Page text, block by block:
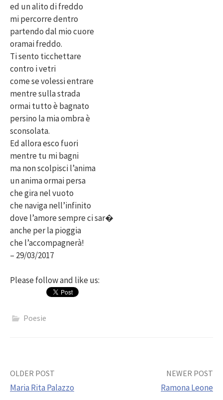
ed un alito di freddo
mi percorre dentro
partendo dal mio cuore
oramai freddo.
Ti sento ticchettare
contro i vetri
come se volessi entrare
mentre sulla strada
ormai tutto è bagnato
persino la mia ombra è
sconsolata.
Ed allora esco fuori
mentre tu mi bagni
ma non scolpisci l’anima
un anima ormai persa
che gira nel vuoto
che naviga nell’infinito
dove l’amore sempre ci sar�
anche per la pioggia
che l’accompagnerà!
– 29/03/2017
Please follow and like us:
Poesie
Post
OLDER POST
Maria Rita Palazzo
NEWER POST
Ramona Leone